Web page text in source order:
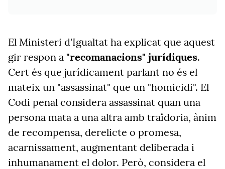
El Ministeri d'Igualtat ha explicat que aquest
gir respon a "recomanacions" jurídiques.
Cert és que jurídicament parlant no és el
mateix un "assassinat" que un "homicidi". El
Codi penal considera assassinat quan una
persona mata a una altra amb traïdoria, ànim
de recompensa, derelicte o promesa,
acarnissament, augmentant deliberada i
inhumanament el dolor. Però, considera el